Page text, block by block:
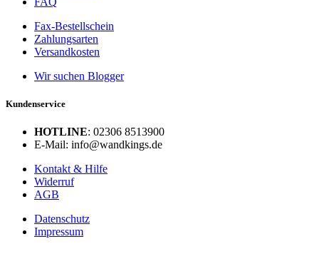
Fax-Bestellschein
Zahlungsarten
Versandkosten
Wir suchen Blogger
Kundenservice
HOTLINE: 02306 8513900
E-Mail: info@wandkings.de
Kontakt & Hilfe
Widerruf
AGB
Datenschutz
Impressum